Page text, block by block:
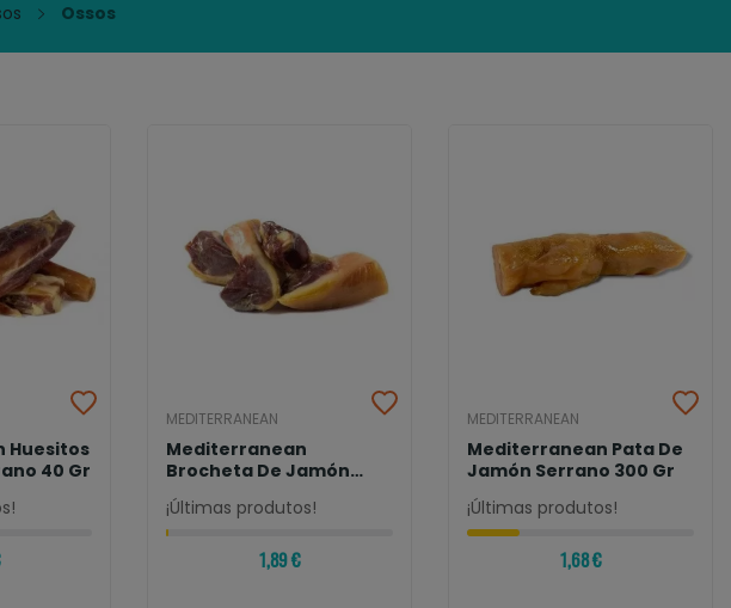
Ossos
Huesitos
40 Gr
MEDITERRANEAN
Mediterranean
Brocheta De Jamón
Serrano 200 Gr
¡Últimas produtos!
1,89 €
MEDITERRANEAN
Mediterranean Pata De
Jamón Serrano 300 Gr
¡Últimas produtos!
1,68 €